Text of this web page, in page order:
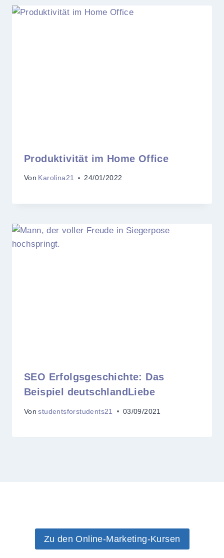
Produktivität im Home Office
Von Karolina21 24/01/2022
SEO Erfolgsgeschichte: Das
Beispiel deutschlandLiebe
Von studentsforstudents21 03/09/2021
Zu den Online-Marketing-Kursen